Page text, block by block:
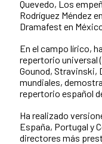
Quevedo, Los
Rodríguez Méndez
Dramafest en
En el campo lírico,
repertorio universal
Gounod, Stravinski,
mundiales,
repertorio español
Ha realizado
España, Portugal y
directores más